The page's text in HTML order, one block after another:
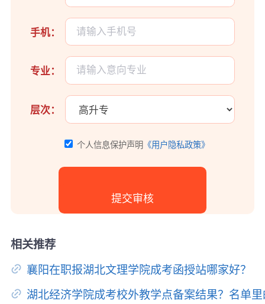
手机：
专业：
层次：
个人信息保护声明 《用户隐私政策》
相关推荐
襄阳在职报湖北文理学院成考函授站哪家好？
湖北经济学院成考校外教学点备案结果？名单